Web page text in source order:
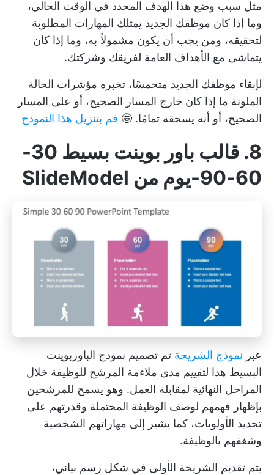
مثل سبب وضع هذا الهدف المحدد في الوقت الحالي،
وما إذا كان موظفك الجديد يمتلك المهارات المطلوبة
لتحقيقه، ومن يجب أن يكون مشمولاً به، وما إذا كان
يتماشى مع الأهداف العامة لفريقك وشركتك.
لإبقاء موظفك الجديد متحمسًا، تخبره مؤشرات الحالة
الملونة ما إذا كان خارج المسار الصحيح، أو على المسار
الصحيح، أو أنه يسحقه تمامًا. 🤩 قم بتنزيل هذا النموذج
8. قالب باور بوينت بسيط 30-
60-90-يوم من SlideModel
عبر نموذج الشريحة تم تصميم نموذج الباوربوينت
البسيط هذا لتقييم مدى ملاءمة المرشح للوظيفة خلال
المراحل النهائية لمقابلة العمل. وهو يسمح للمرشحين
بإظهار فهمهم لوصف الوظيفة المحتملة وقدرتهم على
تحديد الأولويات، كما يشير إلى مهاراتهم الشخصية
وشغفهم بالوظيفة.
يتم تقديم الشريحة الأولى في شكل رسم بياني،